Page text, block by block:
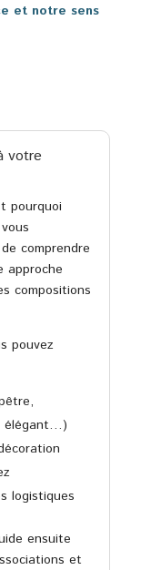
et notre sens
votre
pourquoi
comprendre
approche
compositions
pouvez
élégant…)
logistiques
ensuite
et